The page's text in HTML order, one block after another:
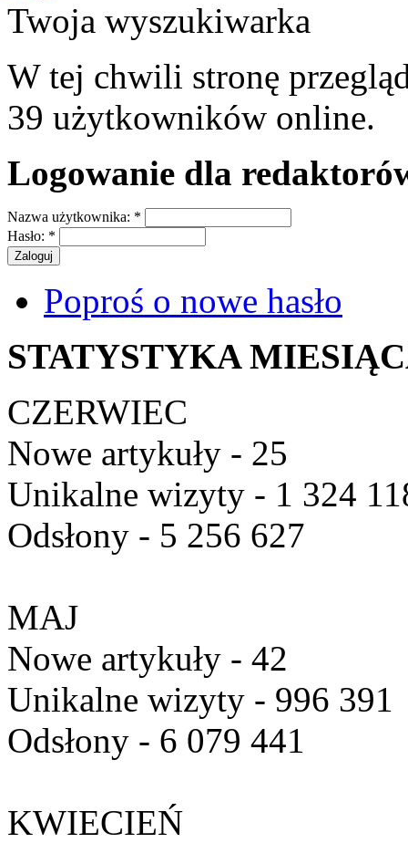
Twoja wyszukiwarka
W tej chwili stronę
39 użytkowników online.
Logowanie dla
Nazwa użytkownika: *
Hasło: *
Poproś o nowe hasło
STATYSTYKA
CZERWIEC
Nowe artykuły - 25
Unikalne wizyty - 1 324
Odsłony - 5 256 627
MAJ
Nowe artykuły - 42
Unikalne wizyty - 996 391
Odsłony - 6 079 441
KWIECIEŃ